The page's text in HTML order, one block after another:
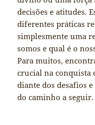
decisões e atitudes.
diferentes práticas
simplesmente uma
somos e qual é o
Para muitos,
crucial na conquista
diante dos desafios
do caminho a seguir.